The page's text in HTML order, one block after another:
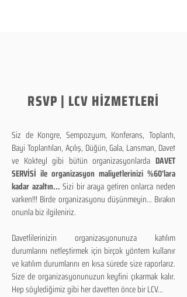
RSVP | LCV HİZMETLERİ
Siz de Kongre, Sempozyum, Konferans, Toplantı,
Bayi Toplantıları, Açılış, Düğün, Gala, Lansman, Davet
ve Kokteyl gibi bütün organizasyonlarda DAVET
SERVİSİ ile organizasyon maliyetlerinizi %60'lara
kadar azaltın...Sizi bir araya getiren onlarca neden
varken!!! Birde organizasyonu düşünmeyin... Bırakın
onunla biz ilgileniriz.
Davetlilerinizin organizasyonunuza katılım
durumlarını netleştirmek için birçok yöntem kullanır
ve katılım durumlarını en kısa sürede size raporlarız.
Size de organizasyonunuzun keyfini çıkarmak kalır.
Hep söylediğimiz gibi her davetten önce bir LCV...